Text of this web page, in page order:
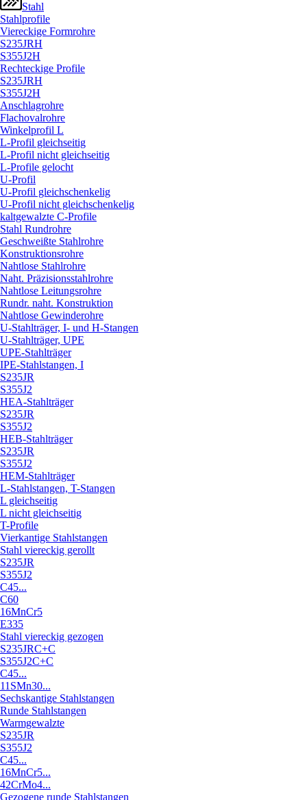
Stahl
Stahlprofile
Viereckige Formrohre
S235JRH
S355J2H
Rechteckige Profile
S235JRH
S355J2H
Anschlagrohre
Flachovalrohre
Winkelprofil L
L-Profil gleichseitig
L-Profil nicht gleichseitig
L-Profile gelocht
U-Profil
U-Profil gleichschenkelig
U-Profil nicht gleichschenkelig
kaltgewalzte C-Profile
Stahl Rundrohre
Geschweißte Stahlrohre
Konstruktionsrohre
Nahtlose Stahlrohre
Naht. Präzisionsstahlrohre
Nahtlose Leitungsrohre
Rundr. naht. Konstruktion
Nahtlose Gewinderohre
U-Stahlträger, I- und H-Stangen
U-Stahlträger, UPE
UPE-Stahlträger
IPE-Stahlstangen, I
S235JR
S355J2
HEA-Stahlträger
S235JR
S355J2
HEB-Stahlträger
S235JR
S355J2
HEM-Stahlträger
L-Stahlstangen, T-Stangen
L gleichseitig
L nicht gleichseitig
T-Profile
Vierkantige Stahlstangen
Stahl viereckig gerollt
S235JR
S355J2
C45...
C60
16MnCr5
E335
Stahl viereckig gezogen
S235JRC+C
S355J2C+C
C45...
11SMn30...
Sechskantige Stahlstangen
Runde Stahlstangen
Warmgewalzte
S235JR
S355J2
C45...
16MnCr5...
42CrMo4...
Gezogene runde Stahlstangen